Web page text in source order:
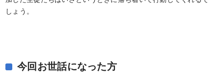
しょう。
今回お世話になった方